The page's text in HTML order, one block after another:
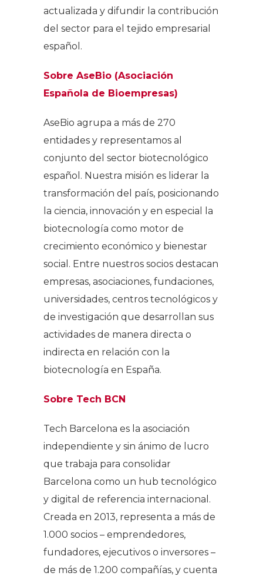
actualizada y difundir la contribución
del sector para el tejido empresarial
español.
Sobre AseBio (Asociación
Española de Bioempresas)
AseBio agrupa a más de 270
entidades y representamos al
conjunto del sector biotecnológico
español. Nuestra misión es liderar la
transformación del país, posicionando
la ciencia, innovación y en especial la
biotecnología como motor de
crecimiento económico y bienestar
social. Entre nuestros socios destacan
empresas, asociaciones, fundaciones,
universidades, centros tecnológicos y
de investigación que desarrollan sus
actividades de manera directa o
indirecta en relación con la
biotecnología en España.
Sobre Tech BCN
Tech Barcelona es la asociación
independiente y sin ánimo de lucro
que trabaja para consolidar
Barcelona como un hub tecnológico
y digital de referencia internacional.
Creada en 2013, representa a más de
1.000 socios – emprendedores,
fundadores, ejecutivos o inversores –
de más de 1.200 compañías, y cuenta